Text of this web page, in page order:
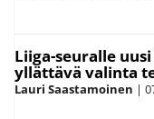
Liiga-seuralle
yllättävä valinta
Lauri Saastamoinen |